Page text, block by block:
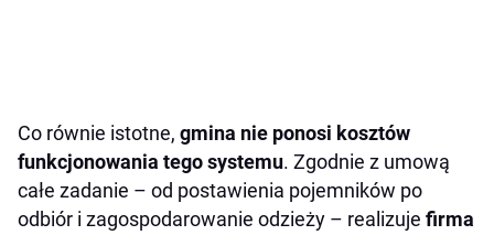
Co równie istotne, gmina nie ponosi kosztów
funkcjonowania tego systemu. Zgodnie z umową
całe zadanie – od postawienia pojemników po
odbiór i zagospodarowanie odzieży – realizuje firma